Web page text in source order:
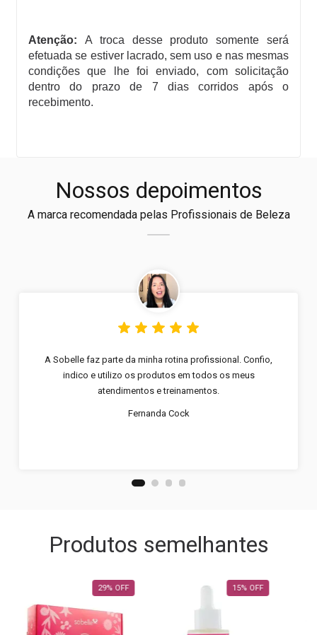
Atenção: A troca desse produto somente será
efetuada se estiver lacrado, sem uso e nas mesmas
condições que lhe foi enviado, com solicitação
dentro do prazo de 7 dias corridos após o
recebimento.
Nossos depoimentos
A marca recomendada pelas Profissionais de Beleza
A Sobelle faz parte da minha rotina profissional. Confio,
indico e utilizo os produtos em todos os meus
atendimentos e treinamentos.
Fernanda Cock
Produtos semelhantes
29% OFF 15% OFF